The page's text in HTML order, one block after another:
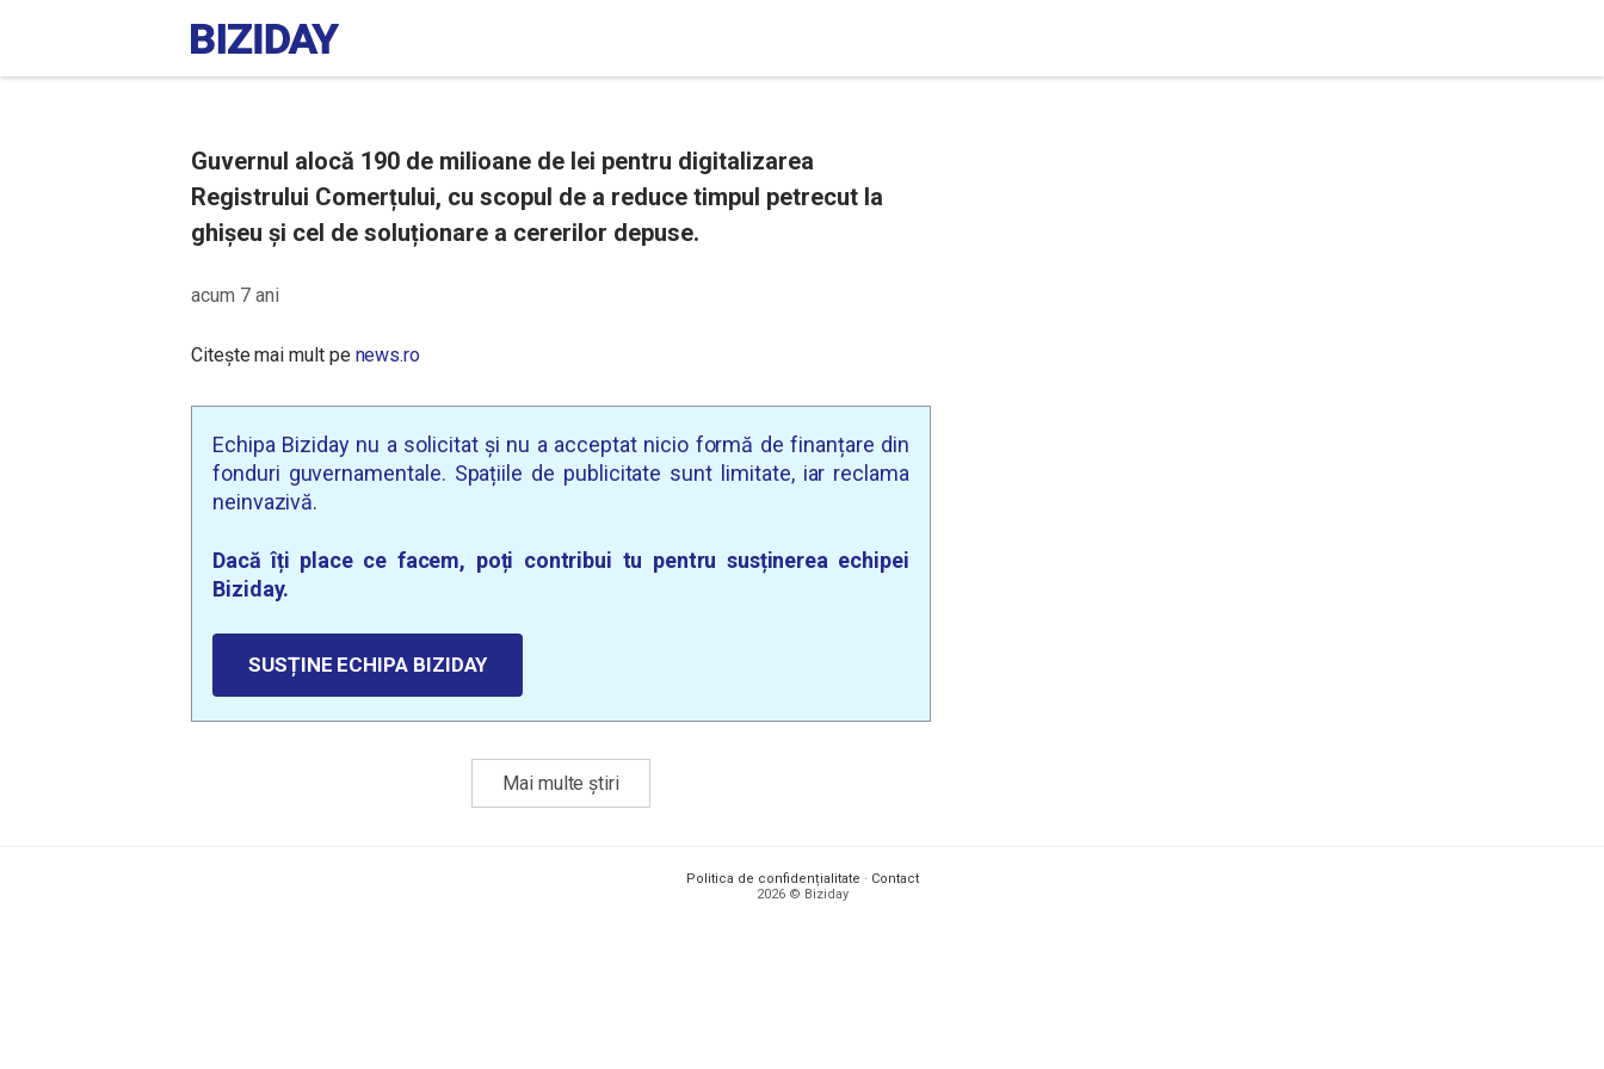
Guvernul alocă 190 de milioane de lei pentru digitalizarea
Registrului Comerțului, cu scopul de a reduce timpul petrecut la
ghișeu și cel de soluționare a cererilor depuse.
acum 7 ani
Citește mai mult pe news.ro
Echipa Biziday nu a solicitat și nu a acceptat nicio formă de finanțare din
fonduri guvernamentale. Spațiile de publicitate sunt limitate, iar reclama
neinvazivă.
Dacă îți place ce facem, poți contribui tu pentru susținerea echipei
Biziday.
SUSȚINE ECHIPA BIZIDAY
Mai multe știri
Politica de confidențialitate · Contact
2026 © Biziday